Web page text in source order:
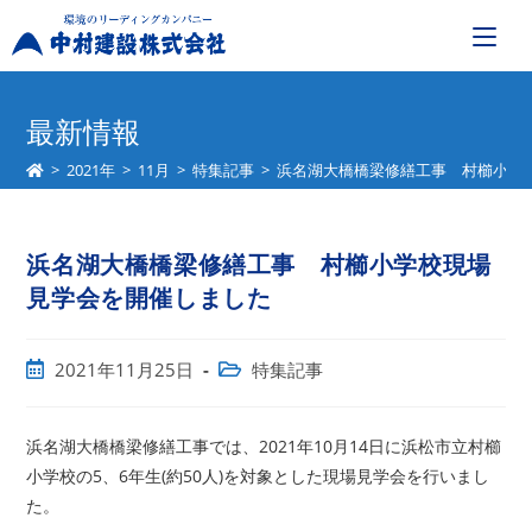
最新情報
> 2021年 > 11月 > 特集記事 > 浜名湖大橋橋梁修繕工事 村櫛小学
浜名湖大橋橋梁修繕工事 村櫛小学校現場
見学会を開催しました
投
開
日:
2021年11月25日
投
テ
ゴ
リ
特集記事
浜名湖大橋橋梁修繕工事では、2021年10月14日に浜松市立村櫛
小学校の5、6年生(約50人)を対象とした現場見学会を行いまし
た。